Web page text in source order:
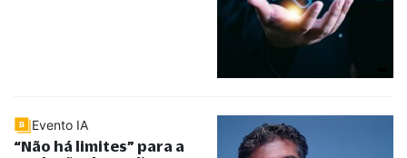
Evento IA
“Não há limites” para a